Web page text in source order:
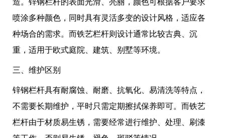
造。锌钢栏杆的表面光滑、亮丽，颜色可根据客户要求
喷涂多种颜色，同时具有灵活多变的设计风格，适应各
种场合的需求。而铁艺栏杆则设计通常比较古典、沉
重，适用于欧式庭院、建筑、别墅等环境。
三、维护区别
锌钢栏杆具有耐腐蚀、耐磨、抗氧化、易清洗等特点，
不需要长期维护，平时只需定期擦拭保养即可。而铁艺
栏杆由于材质易生锈，需要经常进行维护、处理、刷漆